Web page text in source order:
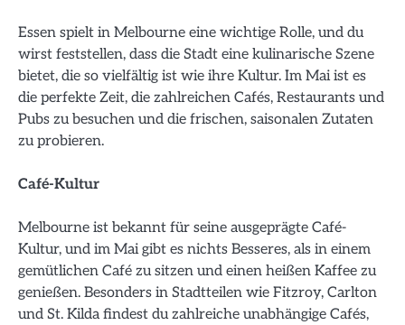
Essen spielt in Melbourne eine wichtige Rolle, und du
wirst feststellen, dass die Stadt eine kulinarische Szene
bietet, die so vielfältig ist wie ihre Kultur. Im Mai ist es
die perfekte Zeit, die zahlreichen Cafés, Restaurants und
Pubs zu besuchen und die frischen, saisonalen Zutaten
zu probieren.
Café-Kultur
Melbourne ist bekannt für seine ausgeprägte Café-
Kultur, und im Mai gibt es nichts Besseres, als in einem
gemütlichen Café zu sitzen und einen heißen Kaffee zu
genießen. Besonders in Stadtteilen wie Fitzroy, Carlton
und St. Kilda findest du zahlreiche unabhängige Cafés,